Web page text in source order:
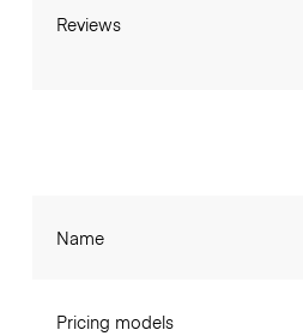
Reviews
Name
Pricing models